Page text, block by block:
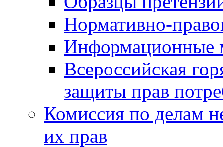
Нормативно-
Информационные
Всероссийская
защиты прав
Комиссия по делам
их прав